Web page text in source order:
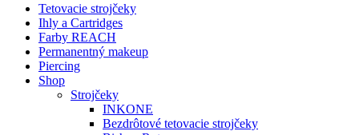
Tetovacie strojčeky
Ihly a Cartridges
Farby REACH
Permanentný makeup
Piercing
Shop
Strojčeky
INKONE
Bezdrôtové tetovacie strojčeky